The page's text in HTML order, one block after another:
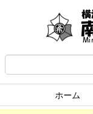
ホーム